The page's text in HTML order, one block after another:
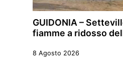
GUIDONIA –
fiamme a ridosso
8 Agosto 2026